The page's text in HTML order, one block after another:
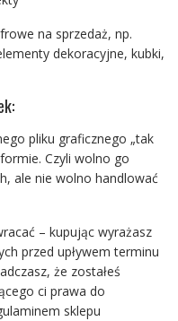
na sprzedaż, np.
dekoracyjne, kubki,
pliku graficznego „tak
Czyli wolno go
ale nie wolno handlować
– kupując wyrażasz
przed upływem terminu
że zostałeś
ci prawa do
sklepu